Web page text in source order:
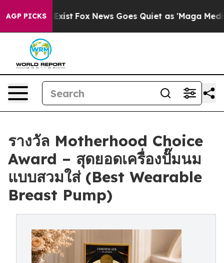
AGP PICKS
Exist Fox News Goes Quiet as 'Maga Media
รางวัล Motherhood Choice
Award – สุดยอดเครื่องปั๊มนม
แบบสวมใส่ (Best Wearable
Breast Pump)